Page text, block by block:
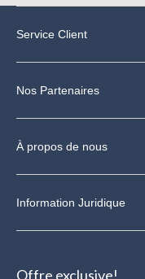
Service Client
Nos Partenaires
À propos de nous
Information Juridique
Offre exclusive!